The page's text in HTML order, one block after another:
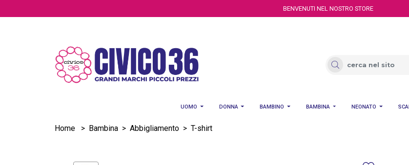
BENVENUTI NEL NOSTRO STORE
UOMO DONNA BAMBINO BAMBINA NEONATO
Home > Bambina > Abbigliamento > T-shirt